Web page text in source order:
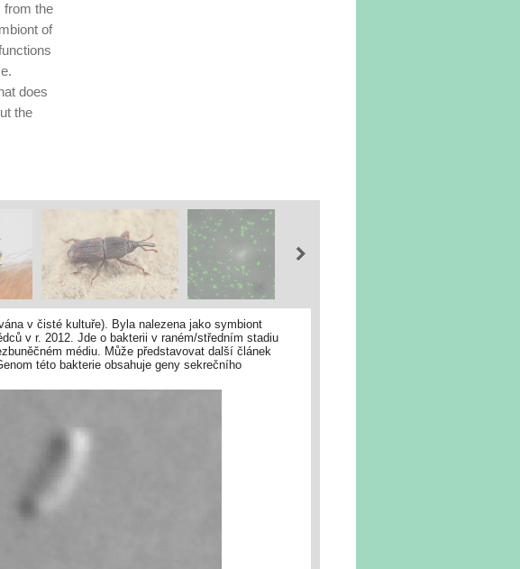
from the
of
does
the
v čisté kultuře). Byla nalezena jako symbiont
v r. 2012. Jde o bakterii v raném/středním stadiu
médiu. Může představovat další článek
této bakterie obsahuje geny sekrečního
kontrast). Foto F. Husník, převzato z T.